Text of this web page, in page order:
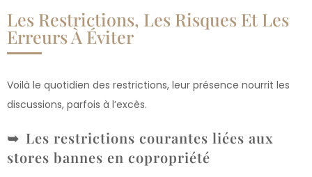
Les Restrictions, Les Risques Et Les
Erreurs À Éviter
Voilà le quotidien des restrictions, leur présence nourrit les
discussions, parfois à l’excès.
Les restrictions courantes liées aux
stores bannes en copropriété